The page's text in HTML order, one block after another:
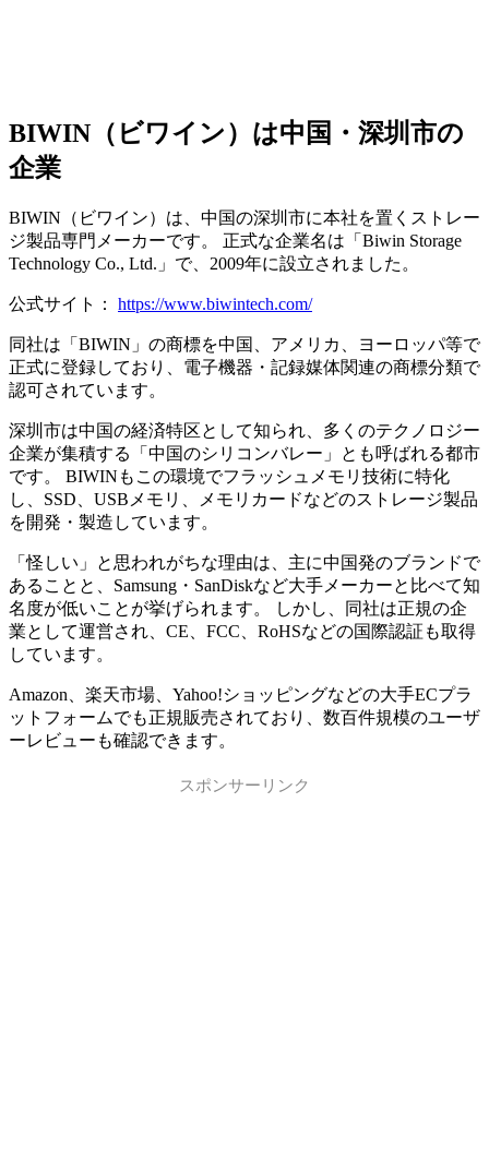
BIWIN（ビワイン）は中国・深圳市の
企業
BIWIN（ビワイン）は、中国の深圳市に本社を置くストレー
ジ製品専門メーカーです。 正式な企業名は「Biwin Storage
Technology Co., Ltd.」で、2009年に設立されました。
公式サイト： https://www.biwintech.com/
同社は「BIWIN」の商標を中国、アメリカ、ヨーロッパ等で
正式に登録しており、電子機器・記録媒体関連の商標分類で
認可されています。
深圳市は中国の経済特区として知られ、多くのテクノロジー
企業が集積する「中国のシリコンバレー」とも呼ばれる都市
です。 BIWINもこの環境でフラッシュメモリ技術に特化
し、SSD、USBメモリ、メモリカードなどのストレージ製品
を開発・製造しています。
「怪しい」と思われがちな理由は、主に中国発のブランドで
あることと、Samsung・SanDiskなど大手メーカーと比べて知
名度が低いことが挙げられます。 しかし、同社は正規の企
業として運営され、CE、FCC、RoHSなどの国際認証も取得
しています。
Amazon、楽天市場、Yahoo!ショッピングなどの大手ECプラ
ットフォームでも正規販売されており、数百件規模のユーザ
ーレビューも確認できます。
スポンサーリンク